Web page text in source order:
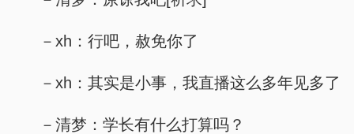
－xh：行吧，赦免你了
－xh：其实是小事，我直播这么多年见多了
－清梦：学长有什么打算吗？